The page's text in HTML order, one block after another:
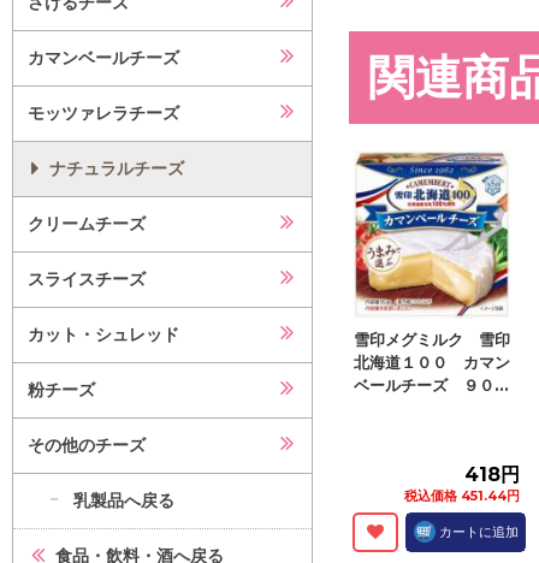
カマンベールチーズ
モッツァレラチーズ
ナチュラルチーズ
クリームチーズ
スライスチーズ
カット・シュレッド
粉チーズ
その他のチーズ
乳製品へ戻る
食品・飲料・酒へ戻る
関連商
雪印メグミルク 雪印
北海道１００ カマン
ベールチーズ ９０...
418円
税込価格 451.44円
カートに追加